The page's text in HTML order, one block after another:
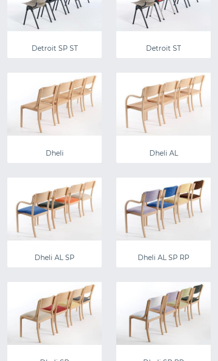
Detroit SP ST Detroit ST
Dheli Dheli AL
Dheli AL SP Dheli AL SP RP